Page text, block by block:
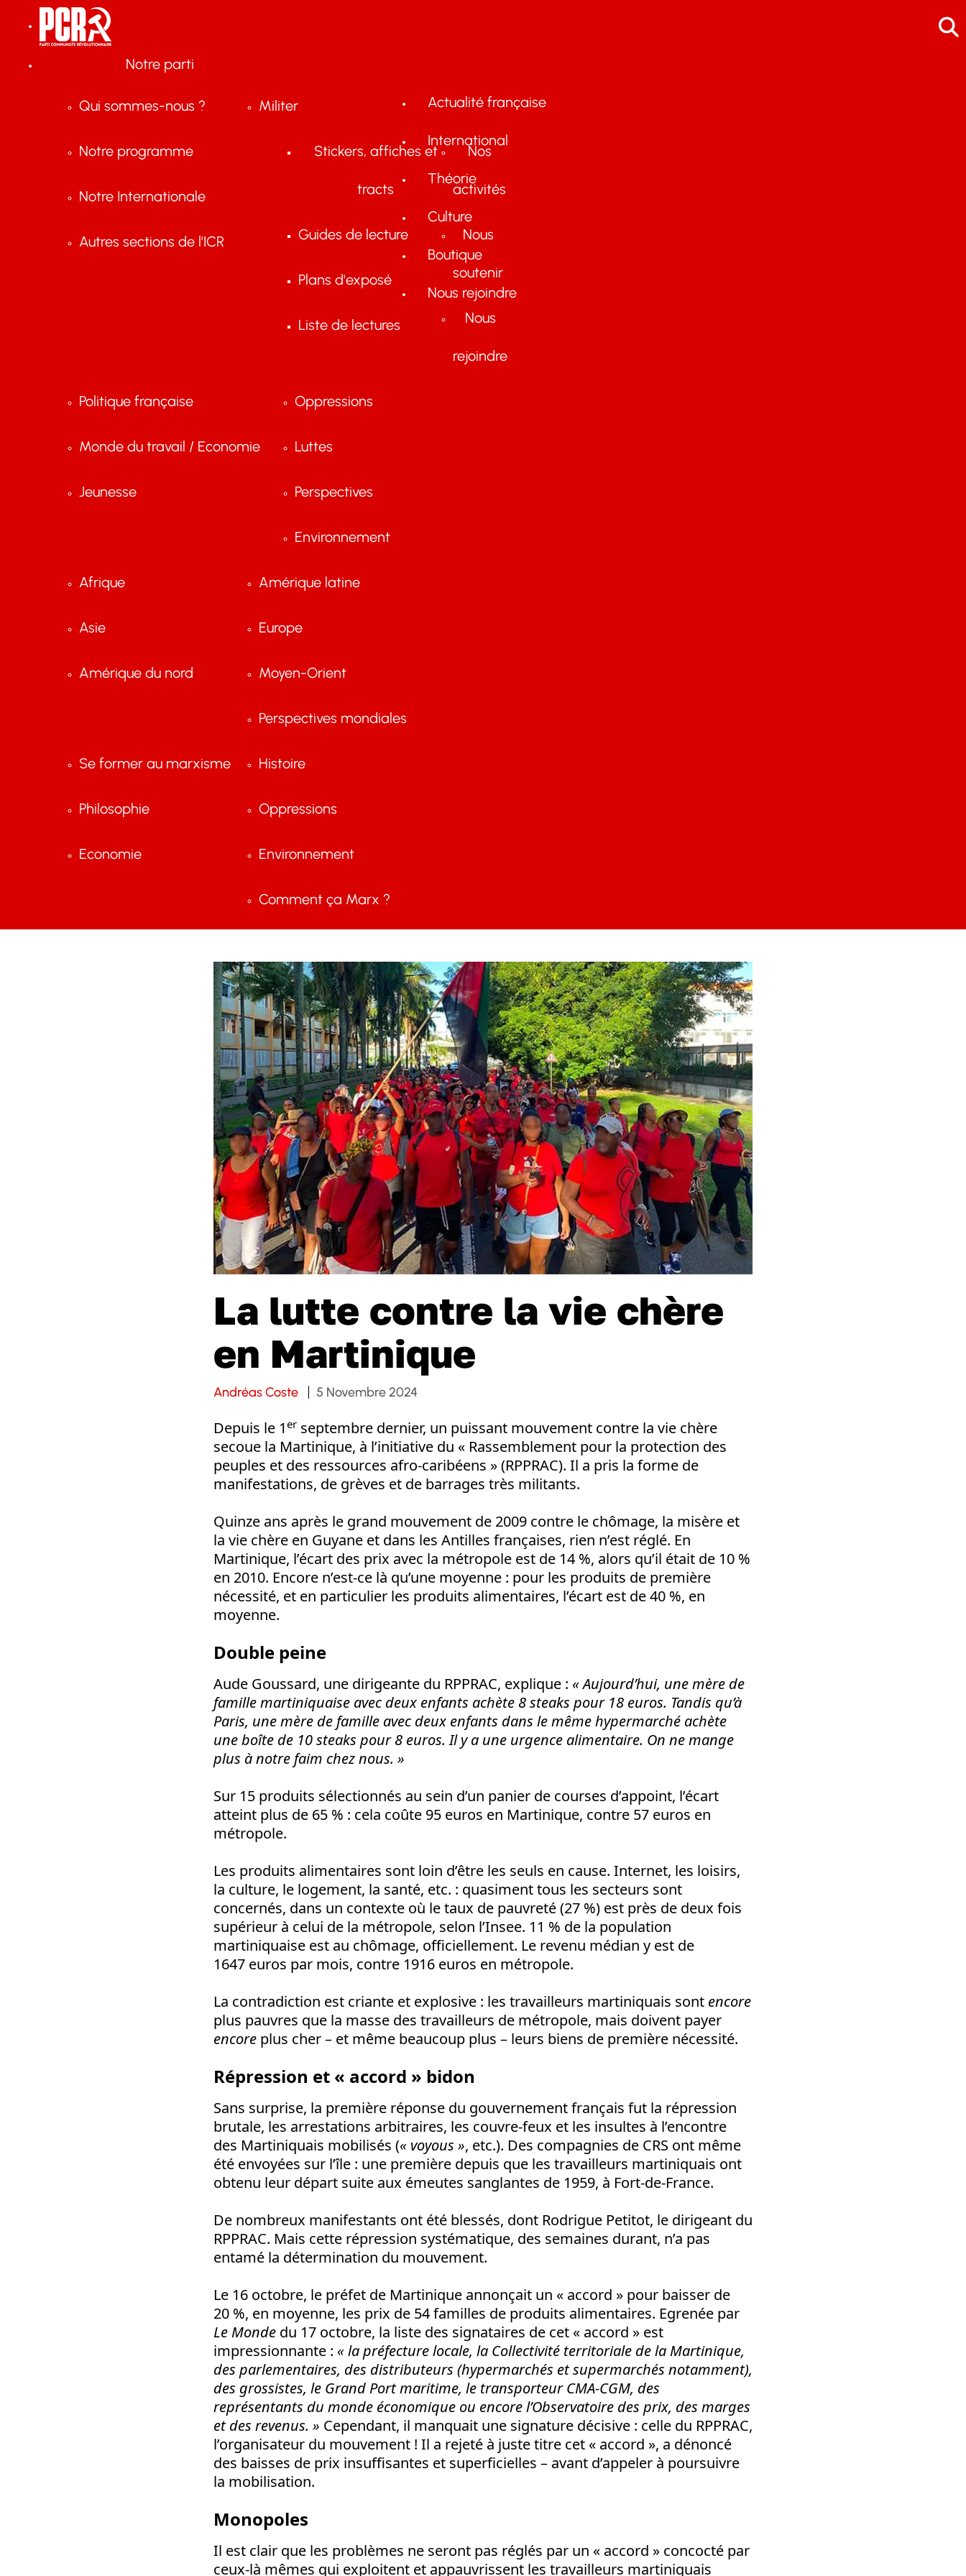
Notre parti
Qui sommes-nous ?
Notre programme
Notre Internationale
Autres sections de l'ICR
Militer
Stickers, affiches et
tracts
Guides de lecture
Plans d'exposé
Liste de lectures
Nos
activités
Nous
soutenir
Nous
rejoindre
Actualité française
Politique française
Monde du travail / Economie
Jeunesse
Oppressions
Luttes
Perspectives
Environnement
International
Afrique
Asie
Amérique du nord
Amérique latine
Europe
Moyen-Orient
Perspectives mondiales
Théorie
Se former au marxisme
Philosophie
Economie
Histoire
Oppressions
Environnement
Comment ça Marx ?
Culture
Boutique
Nous rejoindre
La lutte contre la vie chère
en Martinique
Andréas Coste 5 Novembre 2024
Depuis le 1er septembre dernier, un puissant mouvement contre la vie chère
secoue la Martinique, à l’initiative du « Rassemblement pour la protection des
peuples et des ressources afro-caribéens » (RPPRAC). Il a pris la forme de
manifestations, de grèves et de barrages très militants.
Quinze ans après le grand mouvement de 2009 contre le chômage, la misère et
la vie chère en Guyane et dans les Antilles françaises, rien n’est réglé. En
Martinique, l’écart des prix avec la métropole est de 14 %, alors qu’il était de 10 %
en 2010. Encore n’est-ce là qu’une moyenne : pour les produits de première
nécessité, et en particulier les produits alimentaires, l’écart est de 40 %, en
moyenne.
Double peine
Aude Goussard, une dirigeante du RPPRAC, explique : « Aujourd’hui, une mère de
famille martiniquaise avec deux enfants achète 8 steaks pour 18 euros. Tandis qu’à
Paris, une mère de famille avec deux enfants dans le même hypermarché achète
une boîte de 10 steaks pour 8 euros. Il y a une urgence alimentaire. On ne mange
plus à notre faim chez nous. »
Sur 15 produits sélectionnés au sein d’un panier de courses d’appoint, l’écart
atteint plus de 65 % : cela coûte 95 euros en Martinique, contre 57 euros en
métropole.
Les produits alimentaires sont loin d’être les seuls en cause. Internet, les loisirs,
la culture, le logement, la santé, etc. : quasiment tous les secteurs sont
concernés, dans un contexte où le taux de pauvreté (27 %) est près de deux fois
supérieur à celui de la métropole, selon l’Insee. 11 % de la population
martiniquaise est au chômage, officiellement. Le revenu médian y est de
1647 euros par mois, contre 1916 euros en métropole.
La contradiction est criante et explosive : les travailleurs martiniquais sont encore
plus pauvres que la masse des travailleurs de métropole, mais doivent payer
encore plus cher – et même beaucoup plus – leurs biens de première nécessité.
Répression et « accord » bidon
Sans surprise, la première réponse du gouvernement français fut la répression
brutale, les arrestations arbitraires, les couvre-feux et les insultes à l’encontre
des Martiniquais mobilisés (« voyous », etc.). Des compagnies de CRS ont même
été envoyées sur l’île : une première depuis que les travailleurs martiniquais ont
obtenu leur départ suite aux émeutes sanglantes de 1959, à Fort-de-France.
De nombreux manifestants ont été blessés, dont Rodrigue Petitot, le dirigeant du
RPPRAC. Mais cette répression systématique, des semaines durant, n’a pas
entamé la détermination du mouvement.
Le 16 octobre, le préfet de Martinique annonçait un « accord » pour baisser de
20 %, en moyenne, les prix de 54 familles de produits alimentaires. Egrenée par
Le Monde du 17 octobre, la liste des signataires de cet « accord » est
impressionnante : « la préfecture locale, la Collectivité territoriale de la Martinique,
des parlementaires, des distributeurs (hypermarchés et supermarchés notamment),
des grossistes, le Grand Port maritime, le transporteur CMA-CGM, des
représentants du monde économique ou encore l’Observatoire des prix, des marges
et des revenus. » Cependant, il manquait une signature décisive : celle du RPPRAC,
l’organisateur du mouvement ! Il a rejeté à juste titre cet « accord », a dénoncé
des baisses de prix insuffisantes et superficielles – avant d’appeler à poursuivre
la mobilisation.
Monopoles
Il est clair que les problèmes ne seront pas réglés par un « accord » concocté par
ceux-là mêmes qui exploitent et appauvrissent les travailleurs martiniquais